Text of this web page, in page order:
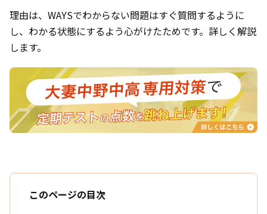
理由は、WAYSでわからない問題はすぐ質問するように
し、わかる状態にするよう心がけたためです。詳しく解説
します。
このページの目次